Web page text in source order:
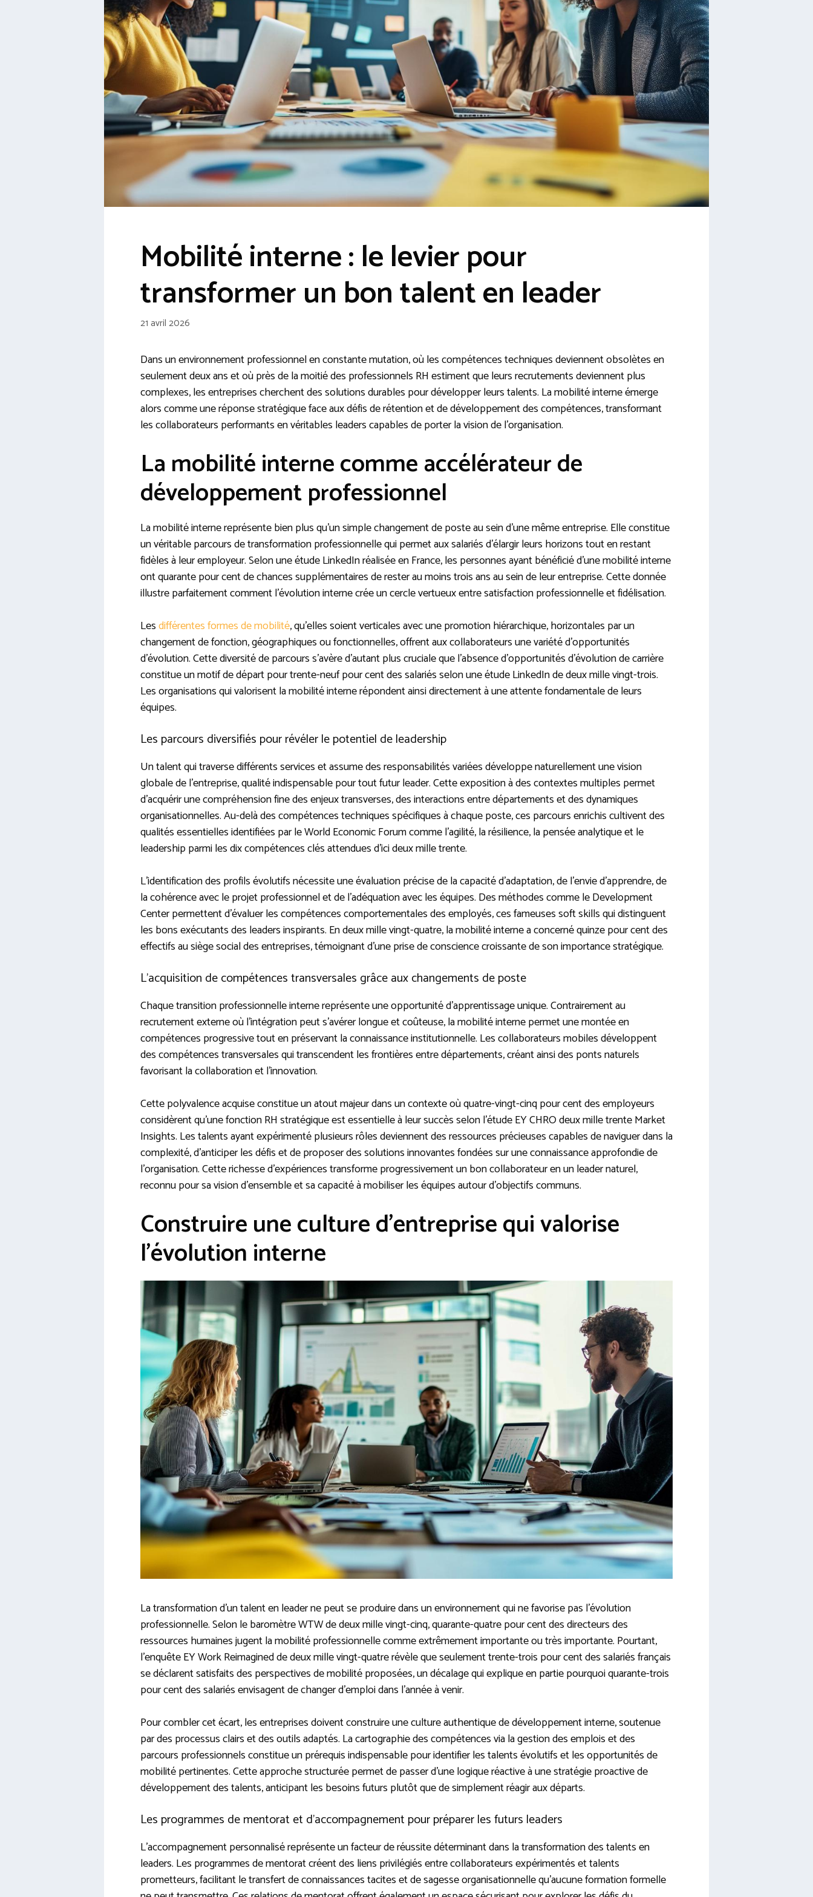
Mobilité interne : le levier pour
transformer un bon talent en leader
21 avril 2026
Dans un environnement professionnel en constante mutation, où les compétences techniques deviennent obsolètes en
seulement deux ans et où près de la moitié des professionnels RH estiment que leurs recrutements deviennent plus
complexes, les entreprises cherchent des solutions durables pour développer leurs talents. La mobilité interne émerge
alors comme une réponse stratégique face aux défis de rétention et de développement des compétences, transformant
les collaborateurs performants en véritables leaders capables de porter la vision de l’organisation.
La mobilité interne comme accélérateur de
développement professionnel
La mobilité interne représente bien plus qu’un simple changement de poste au sein d’une même entreprise. Elle constitue
un véritable parcours de transformation professionnelle qui permet aux salariés d’élargir leurs horizons tout en restant
fidèles à leur employeur. Selon une étude LinkedIn réalisée en France, les personnes ayant bénéficié d’une mobilité interne
ont quarante pour cent de chances supplémentaires de rester au moins trois ans au sein de leur entreprise. Cette donnée
illustre parfaitement comment l’évolution interne crée un cercle vertueux entre satisfaction professionnelle et fidélisation.
Lesdifférentes formes de mobilité, qu’elles soient verticales avec une promotion hiérarchique, horizontales par un
changement de fonction, géographiques ou fonctionnelles, offrent aux collaborateurs une variété d’opportunités
d’évolution. Cette diversité de parcours s’avère d’autant plus cruciale que l’absence d’opportunités d’évolution de carrière
constitue un motif de départ pour trente-neuf pour cent des salariés selon une étude LinkedIn de deux mille vingt-trois.
Les organisations qui valorisent la mobilité interne répondent ainsi directement à une attente fondamentale de leurs
équipes.
Les parcours diversifiés pour révéler le potentiel de leadership
Un talent qui traverse différents services et assume des responsabilités variées développe naturellement une vision
globale de l’entreprise, qualité indispensable pour tout futur leader. Cette exposition à des contextes multiples permet
d’acquérir une compréhension fine des enjeux transverses, des interactions entre départements et des dynamiques
organisationnelles. Au-delà des compétences techniques spécifiques à chaque poste, ces parcours enrichis cultivent des
qualités essentielles identifiées par le World Economic Forum comme l’agilité, la résilience, la pensée analytique et le
leadership parmi les dix compétences clés attendues d’ici deux mille trente.
L’identification des profils évolutifs nécessite une évaluation précise de la capacité d’adaptation, de l’envie d’apprendre, de
la cohérence avec le projet professionnel et de l’adéquation avec les équipes. Des méthodes comme le Development
Center permettent d’évaluer les compétences comportementales des employés, ces fameuses soft skills qui distinguent
les bons exécutants des leaders inspirants. En deux mille vingt-quatre, la mobilité interne a concerné quinze pour cent des
effectifs au siège social des entreprises, témoignant d’une prise de conscience croissante de son importance stratégique.
L’acquisition de compétences transversales grâce aux changements de poste
Chaque transition professionnelle interne représente une opportunité d’apprentissage unique. Contrairement au
recrutement externe où l’intégration peut s’avérer longue et coûteuse, la mobilité interne permet une montée en
compétences progressive tout en préservant la connaissance institutionnelle. Les collaborateurs mobiles développent
des compétences transversales qui transcendent les frontières entre départements, créant ainsi des ponts naturels
favorisant la collaboration et l’innovation.
Cette polyvalence acquise constitue un atout majeur dans un contexte où quatre-vingt-cinq pour cent des employeurs
considèrent qu’une fonction RH stratégique est essentielle à leur succès selon l’étude EY CHRO deux mille trente Market
Insights. Les talents ayant expérimenté plusieurs rôles deviennent des ressources précieuses capables de naviguer dans la
complexité, d’anticiper les défis et de proposer des solutions innovantes fondées sur une connaissance approfondie de
l’organisation. Cette richesse d’expériences transforme progressivement un bon collaborateur en un leader naturel,
reconnu pour sa vision d’ensemble et sa capacité à mobiliser les équipes autour d’objectifs communs.
Construire une culture d’entreprise qui valorise
l’évolution interne
La transformation d’un talent en leader ne peut se produire dans un environnement qui ne favorise pas l’évolution
professionnelle. Selon le baromètre WTW de deux mille vingt-cinq, quarante-quatre pour cent des directeurs des
ressources humaines jugent la mobilité professionnelle comme extrêmement importante ou très importante. Pourtant,
l’enquête EY Work Reimagined de deux mille vingt-quatre révèle que seulement trente-trois pour cent des salariés français
se déclarent satisfaits des perspectives de mobilité proposées, un décalage qui explique en partie pourquoi quarante-trois
pour cent des salariés envisagent de changer d’emploi dans l’année à venir.
Pour combler cet écart, les entreprises doivent construire une culture authentique de développement interne, soutenue
par des processus clairs et des outils adaptés. La cartographie des compétences via la gestion des emplois et des
parcours professionnels constitue un prérequis indispensable pour identifier les talents évolutifs et les opportunités de
mobilité pertinentes. Cette approche structurée permet de passer d’une logique réactive à une stratégie proactive de
développement des talents, anticipant les besoins futurs plutôt que de simplement réagir aux départs.
Les programmes de mentorat et d’accompagnement pour préparer les futurs leaders
L’accompagnement personnalisé représente un facteur de réussite déterminant dans la transformation des talents en
leaders. Les programmes de mentorat créent des liens privilégiés entre collaborateurs expérimentés et talents
prometteurs, facilitant le transfert de connaissances tacites et de sagesse organisationnelle qu’aucune formation formelle